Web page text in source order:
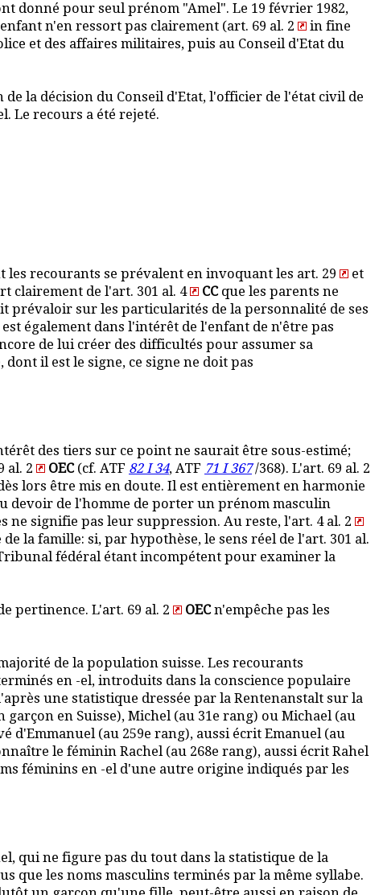
donné pour seul prénom "Amel". Le 19 février 1982,
n'en ressort pas clairement (art. 69 al. 2
in fine
et des affaires militaires, puis au Conseil d'Etat du
la décision du Conseil d'Etat, l'officier de l'état civil de
Le recours a été rejeté.
les recourants se prévalent en invoquant les art. 29
et
clairement de l'art. 301 al. 4 CCque les parents ne
prévaloir sur les particularités de la personnalité de ses
également dans l'intérêt de l'enfant de n'être pas
de lui créer des difficultés pour assumer sa
il est le signe, ce signe ne doit pas
des tiers sur ce point ne saurait être sous-estimé;
al. 2
OEC(cf. ATF 82 I 34, ATF 71 I 367/368). L'art. 69 al. 2
lors être mis en doute. Il est entièrement en harmonie
devoir de l'homme de porter un prénom masculin
signifie pas leur suppression. Au reste, l'art. 4 al. 2
la famille: si, par hypothèse, le sens réel de l'art. 301 al.
fédéral étant incompétent pour examiner la
pertinence. L'art. 69 al. 2 OECn'empêche pas les
de la population suisse. Les recourants
en -el, introduits dans la conscience populaire
une statistique dressée par la Rentenanstalt sur la
en Suisse), Michel (au 31e rang) ou Michael (au
d'Emmanuel (au 259e rang), aussi écrit Emanuel (au
le féminin Rachel (au 268e rang), aussi écrit Rahel
féminins en -el d'une autre origine indiqués par les
qui ne figure pas du tout dans la statistique de la
que les noms masculins terminés par la même syllabe.